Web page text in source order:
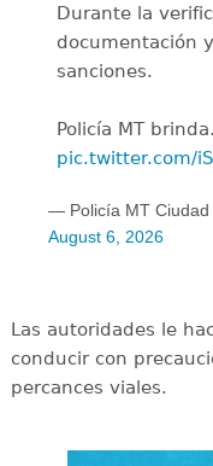
Durante la
documentación
sanciones.
Policía MT
pic.twitter.com/
— Policía MT Ciudad
August 6, 2026
Las autoridades le
conducir con
percances viales.